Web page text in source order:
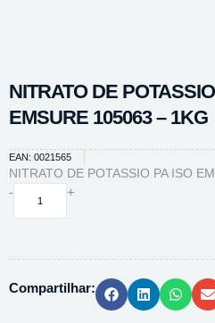
NITRATO DE
EMSURE 105063 – 1KG
EAN: 0021565
NITRATO DE POTASSIO PA ISO
-
NITRATO
EMSURE
+
Compartilhar: